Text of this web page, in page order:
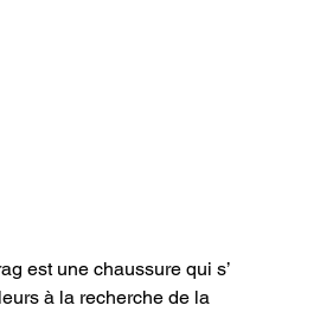
est une chaussure qui s’
à la recherche de la